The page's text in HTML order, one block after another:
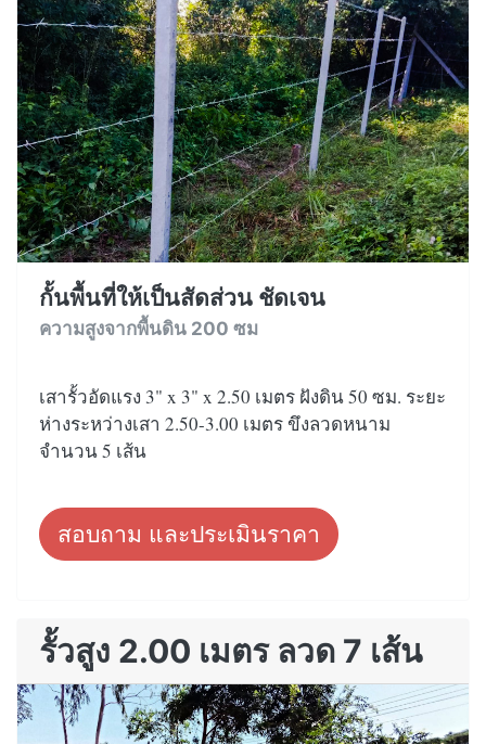
กั้นพื้นที่ให้เป็นสัดส่วน ชัดเจน
ความสูงจากพื้นดิน 200 ซม
เสารั้วอัดแรง 3" x 3" x 2.50 เมตร ฝังดิน 50 ซม. ระยะ
ห่างระหว่างเสา 2.50-3.00 เมตร ขึงลวดหนาม
จำนวน 5 เส้น
สอบถาม และประเมินราคา
รั้วสูง 2.00 เมตร ลวด 7 เส้น